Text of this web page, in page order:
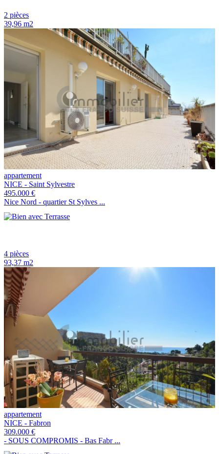
2 pièces
39,96 m2
appartement
NICE - Saint Sylvestre
495.000 €
Nice Nord - quartier St Sylves ...
4 pièces
93,37 m2
appartement
NICE - Fabron
309.000 €
- SOUS COMPROMIS - Bas Fabr ...